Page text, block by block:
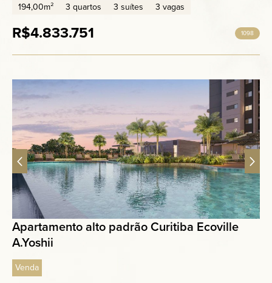
194,00m²
3 quartos 3 suítes 3 vagas
R$4.833.751 1098
Apartamento alto padrão Curitiba Ecoville
A.Yoshii
Venda